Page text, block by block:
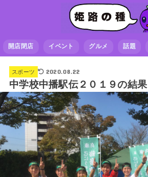
開店閉店 イベント グルメ 話題
スポーツ 2020.08.22
中学校中播駅伝２０１９の結果